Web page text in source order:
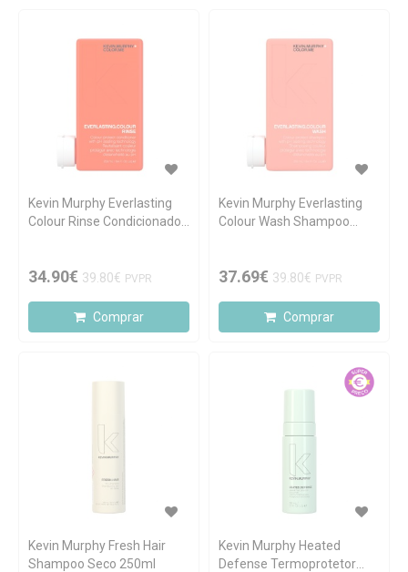
Kevin Murphy Everlasting
Colour Rinse Condicionador
34.90€ 39.80€ PVPR
Comprar
Kevin Murphy Everlasting
Colour Wash Shampoo
37.69€ 39.80€ PVPR
Comprar
Kevin Murphy Fresh Hair
Shampoo Seco 250ml
Kevin Murphy Heated
Defense Termoprotetor